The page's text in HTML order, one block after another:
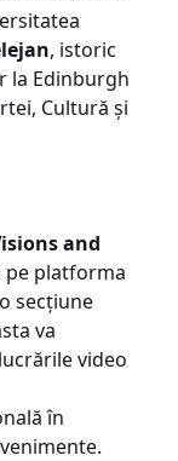
, istoric
la Edinburgh
Cultură și
and
pe platforma
secțiune
va
video
în